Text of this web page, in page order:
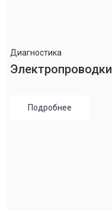
Диагностика
Электропроводки
Подробнее